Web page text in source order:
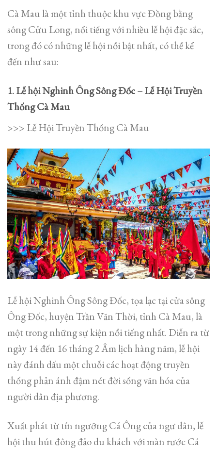
Cà Mau là một tỉnh thuộc khu vực Đồng bằng
sông Cửu Long, nổi tiếng với nhiều lễ hội đặc sắc,
trong đó có những lễ hội nổi bật nhất, có thể kể
đến như sau:
1. Lễ hội Nghinh Ông Sông Đốc – Lễ Hội Truyền
Thống Cà Mau
>>> Lễ Hội Truyền Thống Cà Mau
Lễ hội Nghinh Ông Sông Đốc, tọa lạc tại cửa sông
Ông Đốc, huyện Trần Văn Thời, tỉnh Cà Mau, là
một trong những sự kiện nổi tiếng nhất. Diễn ra từ
ngày 14 đến 16 tháng 2 Âm lịch hàng năm, lễ hội
này đánh dấu một chuỗi các hoạt động truyền
thống phản ánh đậm nét đời sống văn hóa của
người dân địa phương.
Xuất phát từ tín ngưỡng Cá Ông của ngư dân, lễ
hội thu hút đông đảo du khách với màn rước Cá